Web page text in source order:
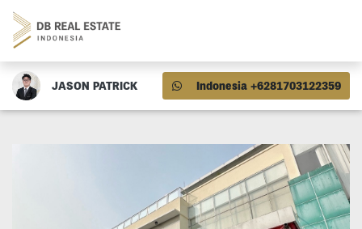
JASON PATRICK Indonesia +6281703122359